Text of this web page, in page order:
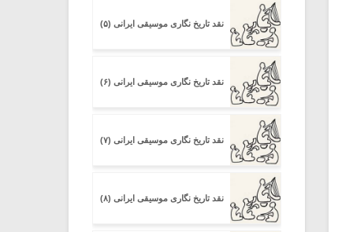
نقد تاریخ نگاری موسیقی ایرانی (۵)
نقد تاریخ نگاری موسیقی ایرانی (۶)
نقد تاریخ نگاری موسیقی ایرانی (۷)
نقد تاریخ نگاری موسیقی ایرانی (۸)